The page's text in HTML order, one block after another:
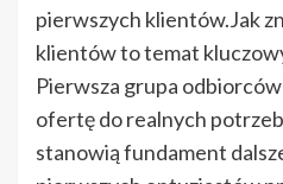
pierwszych klientów.Jak
klientów to temat
Pierwsza grupa
ofertę do realnych
stanowią fundament